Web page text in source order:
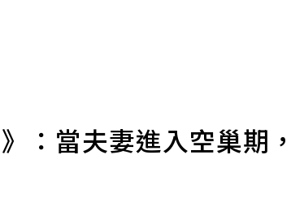
：當夫妻進入空巢期